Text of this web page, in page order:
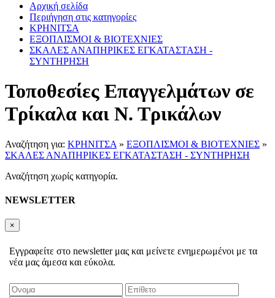
Αρχική σελίδα
Περιήγηση στις κατηγορίες
ΚΡΗΝΙΤΣΑ
ΕΞΟΠΛΙΣΜΟΙ & ΒΙΟΤΕΧΝΙΕΣ
ΣΚΑΛΕΣ ΑΝΑΠΗΡΙΚΕΣ ΕΓΚΑΤΑΣΤΑΣΗ -
ΣΥΝΤΗΡΗΣΗ
Τοποθεσίες Επαγγελμάτων σε
Τρίκαλα και Ν. Τρικάλων
Αναζήτηση για: ΚΡΗΝΙΤΣΑ » ΕΞΟΠΛΙΣΜΟΙ & ΒΙΟΤΕΧΝΙΕΣ »
ΣΚΑΛΕΣ ΑΝΑΠΗΡΙΚΕΣ ΕΓΚΑΤΑΣΤΑΣΗ - ΣΥΝΤΗΡΗΣΗ
Αναζήτηση χωρίς κατηγορία.
NEWSLETTER
×
Εγγραφείτε στο newsletter μας και μείνετε ενημερωμένοι με τα
νέα μας άμεσα και εύκολα.